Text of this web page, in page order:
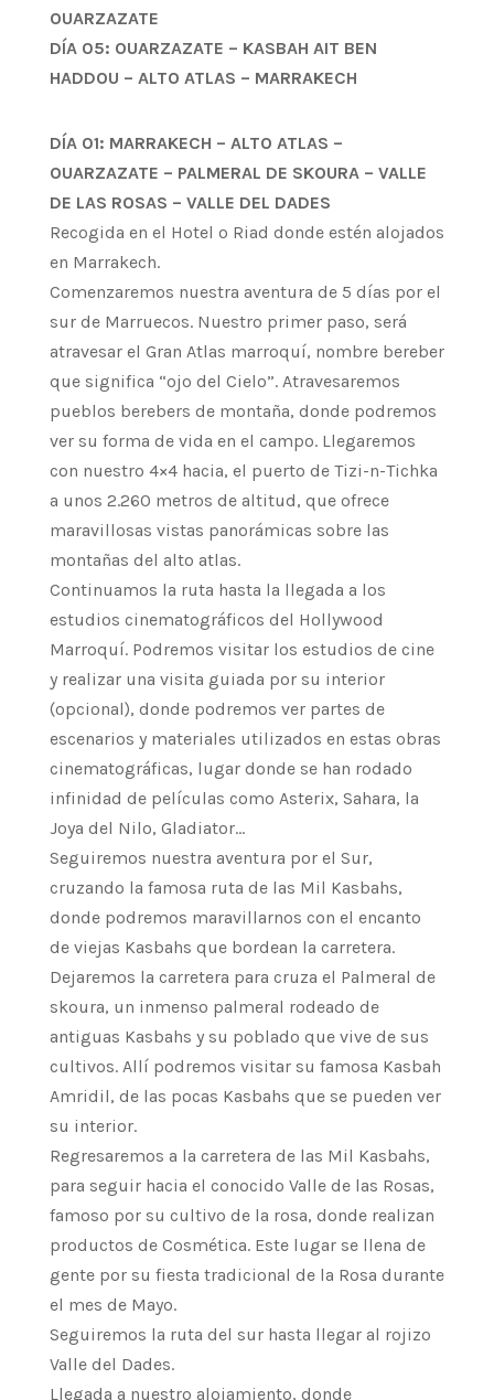
OUARZAZATE
DÍA 05: OUARZAZATE – KASBAH AIT BEN
HADDOU – ALTO ATLAS – MARRAKECH
DÍA 01: MARRAKECH – ALTO ATLAS –
OUARZAZATE – PALMERAL DE SKOURA – VALLE
DE LAS ROSAS – VALLE DEL DADES
Recogida en el Hotel o Riad donde estén alojados
en Marrakech.
Comenzaremos nuestra aventura de 5 días por el
sur de Marruecos. Nuestro primer paso, será
atravesar el Gran Atlas marroquí, nombre bereber
que significa “ojo del Cielo”. Atravesaremos
pueblos berebers de montaña, donde podremos
ver su forma de vida en el campo. Llegaremos
con nuestro 4×4 hacia, el puerto de Tizi-n-Tichka
a unos 2.260 metros de altitud, que ofrece
maravillosas vistas panorámicas sobre las
montañas del alto atlas.
Continuamos la ruta hasta la llegada a los
estudios cinematográficos del Hollywood
Marroquí. Podremos visitar los estudios de cine
y realizar una visita guiada por su interior
(opcional), donde podremos ver partes de
escenarios y materiales utilizados en estas obras
cinematográficas, lugar donde se han rodado
infinidad de películas como Asterix, Sahara, la
Joya del Nilo, Gladiator…
Seguiremos nuestra aventura por el Sur,
cruzando la famosa ruta de las Mil Kasbahs,
donde podremos maravillarnos con el encanto
de viejas Kasbahs que bordean la carretera.
Dejaremos la carretera para cruza el Palmeral de
skoura, un inmenso palmeral rodeado de
antiguas Kasbahs y su poblado que vive de sus
cultivos. Allí podremos visitar su famosa Kasbah
Amridil, de las pocas Kasbahs que se pueden ver
su interior.
Regresaremos a la carretera de las Mil Kasbahs,
para seguir hacia el conocido Valle de las Rosas,
famoso por su cultivo de la rosa, donde realizan
productos de Cosmética. Este lugar se llena de
gente por su fiesta tradicional de la Rosa durante
el mes de Mayo.
Seguiremos la ruta del sur hasta llegar al rojizo
Valle del Dades.
Llegada a nuestro alojamiento, donde